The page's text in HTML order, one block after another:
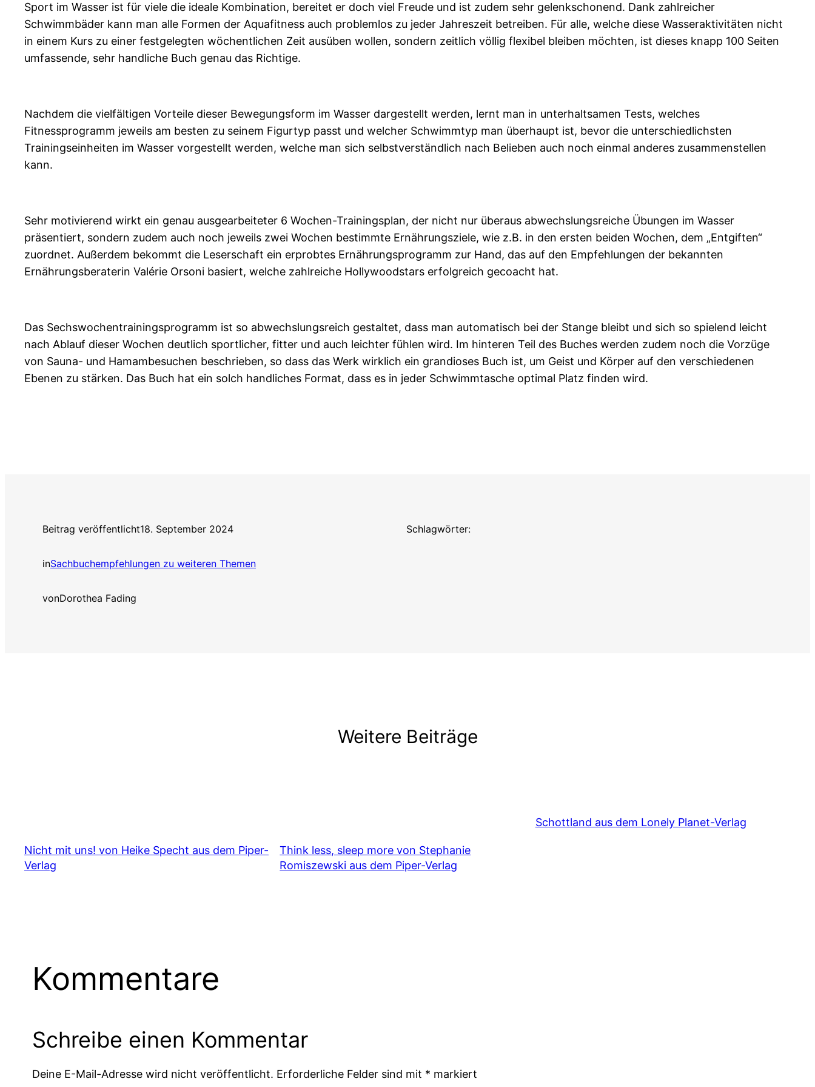
Sport im Wasser ist für viele die ideale Kombination, bereitet er doch viel Freude und ist zudem sehr gelenkschonend. Dank zahlreicher
Schwimmbäder kann man alle Formen der Aquafitness auch problemlos zu jeder Jahreszeit betreiben. Für alle, welche diese Wasseraktivitäten nicht
in einem Kurs zu einer festgelegten wöchentlichen Zeit ausüben wollen, sondern zeitlich völlig flexibel bleiben möchten, ist dieses knapp 100 Seiten
umfassende, sehr handliche Buch genau das Richtige.
Nachdem die vielfältigen Vorteile dieser Bewegungsform im Wasser dargestellt werden, lernt man in unterhaltsamen Tests, welches
Fitnessprogramm jeweils am besten zu seinem Figurtyp passt und welcher Schwimmtyp man überhaupt ist, bevor die unterschiedlichsten
Trainingseinheiten im Wasser vorgestellt werden, welche man sich selbstverständlich nach Belieben auch noch einmal anderes zusammenstellen
kann.
Sehr motivierend wirkt ein genau ausgearbeiteter 6 Wochen-Trainingsplan, der nicht nur überaus abwechslungsreiche Übungen im Wasser
präsentiert, sondern zudem auch noch jeweils zwei Wochen bestimmte Ernährungsziele, wie z.B. in den ersten beiden Wochen, dem „Entgiften“
zuordnet. Außerdem bekommt die Leserschaft ein erprobtes Ernährungsprogramm zur Hand, das auf den Empfehlungen der bekannten
Ernährungsberaterin Valérie Orsoni basiert, welche zahlreiche Hollywoodstars erfolgreich gecoacht hat.
Das Sechswochentrainingsprogramm ist so abwechslungsreich gestaltet, dass man automatisch bei der Stange bleibt und sich so spielend leicht
nach Ablauf dieser Wochen deutlich sportlicher, fitter und auch leichter fühlen wird. Im hinteren Teil des Buches werden zudem noch die Vorzüge
von Sauna- und Hamambesuchen beschrieben, so dass das Werk wirklich ein grandioses Buch ist, um Geist und Körper auf den verschiedenen
Ebenen zu stärken. Das Buch hat ein solch handliches Format, dass es in jeder Schwimmtasche optimal Platz finden wird.
Beitrag veröffentlicht18. September 2024
inSachbuchempfehlungen zu weiteren Themen
vonDorothea Fading
Schlagwörter:
Weitere Beiträge
Nicht mit uns! von Heike Specht aus dem Piper-
Verlag
Think less, sleep more von Stephanie
Romiszewski aus dem Piper-Verlag
Schottland aus dem Lonely Planet-Verlag
Kommentare
Schreibe einen Kommentar
Deine E-Mail-Adresse wird nicht veröffentlicht. Erforderliche Felder sind mit * markiert